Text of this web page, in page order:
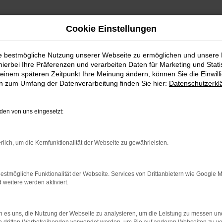
Wuppertal
nach Wuppertal
EMPFEHLUNG FÜR
Wuppertal und Umgebung eignet sich dieses Modell ganz
eines Tesla Model Y in Wuppertal treten die
wir um die vielen Vorteile dieses Modells und können Ihnen
Y als Neuwagen zu erklären und Sie kompetent und
Cookie Einstellungen
bestmögliche Nutzung unserer Webseite zu ermöglichen und unsere
Ihre Präferenzen und verarbeiten Daten für Marketing und
späteren Zeitpunkt Ihre Meinung ändern, können Sie die
zum Umfang der Datenverarbeitung finden Sie hier:
von uns eingesetzt:
um die Kernfunktionalität der Webseite zu gewährleisten.
Funktionalität der Webseite. Services von Drittanbietern wie Google
weitere werden aktiviert.
es uns, die Nutzung der Webseite zu analysieren, um die Leistung zu messen